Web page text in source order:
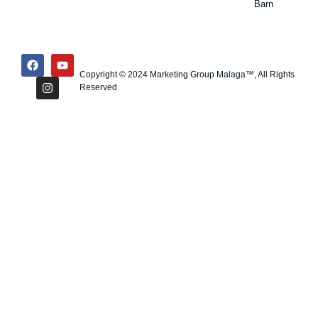
Barn
Copyright © 2024 Marketing Group Malaga™, All Rights
Reserved